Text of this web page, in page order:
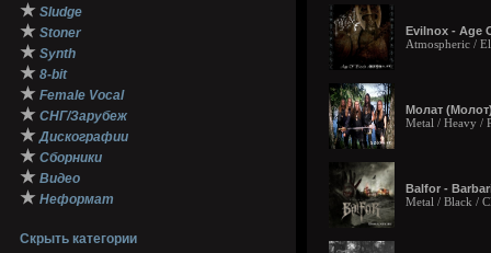
★ Sludge
★ Stoner
★ Synth
★ 8-bit
★ Female Vocal
★ СНГ/Зарубеж
★ Дискографии
★ Сборники
★ Видео
★ Неформат
Скрыть категории
Evilnox - Age
Atmospheric /
Молат
Metal / Heavy /
Balfor -
Metal / Black /